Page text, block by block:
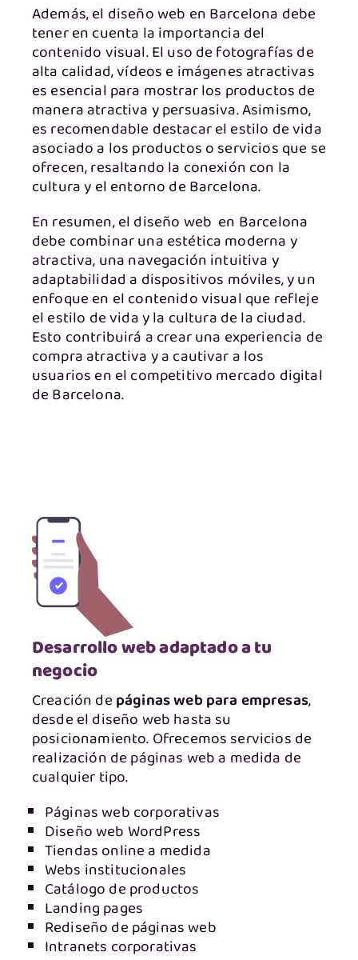
Además, el diseño web en Barcelona debe
tener en cuenta la importancia del
contenido visual. El uso de fotografías de
alta calidad, vídeos e imágenes atractivas
es esencial para mostrar los productos de
manera atractiva y persuasiva. Asimismo,
es recomendable destacar el estilo de vida
asociado a los productos o servicios que se
ofrecen, resaltando la conexión con la
cultura y el entorno de Barcelona.
En resumen, el diseño web en Barcelona
debe combinar una estética moderna y
atractiva, una navegación intuitiva y
adaptabilidad a dispositivos móviles, y un
enfoque en el contenido visual que refleje
el estilo de vida y la cultura de la ciudad.
Esto contribuirá a crear una experiencia de
compra atractiva y a cautivar a los
usuarios en el competitivo mercado digital
de Barcelona.
Desarrollo web adaptado a tu
negocio
Creación depáginas web para empresas,
desde el diseño web hasta su
posicionamiento. Ofrecemos servicios de
realización de páginas web a medida de
cualquier tipo.
Páginas web corporativas
Diseño web WordPress
Tiendas online a medida
Webs institucionales
Catálogo de productos
Landing pages
Rediseño de páginas web
Intranets corporativas